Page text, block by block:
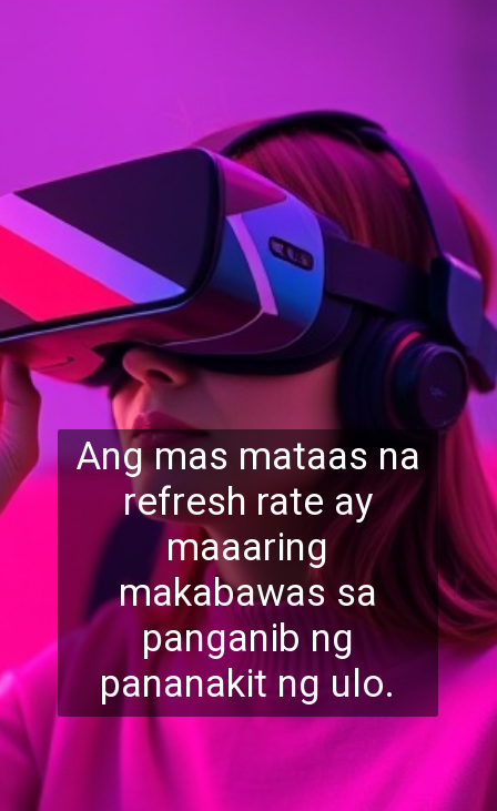
Ang mas mataas na
refresh rate ay
maaaring
makabawas sa
panganib ng
pananakit ng ulo.